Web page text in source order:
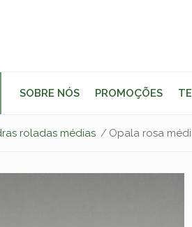
SOBRE NÓS PROMOÇÕES
roladas médias Opala rosa